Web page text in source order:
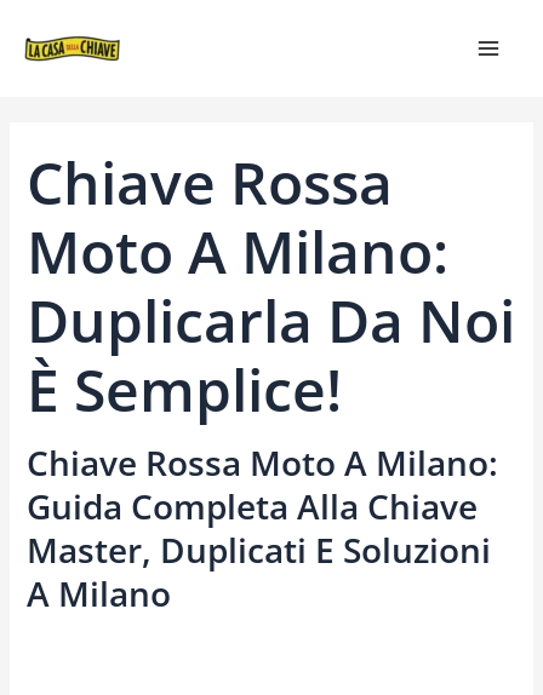
Chiave Rossa
Moto A Milano:
Duplicarla Da Noi
È Semplice!
Chiave Rossa Moto A Milano:
Guida Completa Alla Chiave
Master, Duplicati E Soluzioni
A Milano
ARTICOLI